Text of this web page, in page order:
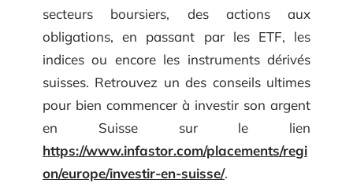
secteurs boursiers, des actions aux
obligations, en passant par les ETF, les
indices ou encore les instruments dérivés
suisses. Retrouvez un des conseils ultimes
pour bien commencer à investir son argent
en Suisse sur le lien
https://www.infastor.com/placements/regi
on/europe/investir-en-suisse/.